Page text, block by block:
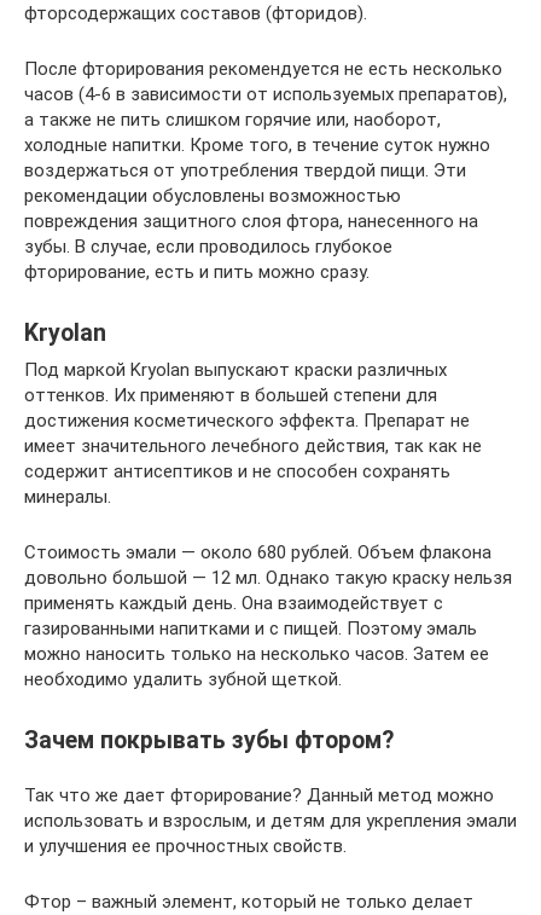
фторсодержащих составов (фторидов).
После фторирования рекомендуется не есть несколько
часов (4-6 в зависимости от используемых препаратов),
а также не пить слишком горячие или, наоборот,
холодные напитки. Кроме того, в течение суток нужно
воздержаться от употребления твердой пищи. Эти
рекомендации обусловлены возможностью
повреждения защитного слоя фтора, нанесенного на
зубы. В случае, если проводилось глубокое
фторирование, есть и пить можно сразу.
Kryolan
Под маркой Kryolan выпускают краски различных
оттенков. Их применяют в большей степени для
достижения косметического эффекта. Препарат не
имеет значительного лечебного действия, так как не
содержит антисептиков и не способен сохранять
минералы.
Стоимость эмали — около 680 рублей. Объем флакона
довольно большой — 12 мл. Однако такую краску нельзя
применять каждый день. Она взаимодействует с
газированными напитками и с пищей. Поэтому эмаль
можно наносить только на несколько часов. Затем ее
необходимо удалить зубной щеткой.
Зачем покрывать зубы фтором?
Так что же дает фторирование? Данный метод можно
использовать и взрослым, и детям для укрепления эмали
и улучшения ее прочностных свойств.
Фтор – важный элемент, который не только делает